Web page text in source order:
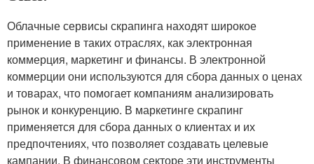
Облачные сервисы скрапинга находят широкое
применение в таких отраслях, как электронная
коммерция, маркетинг и финансы. В электронной
коммерции они используются для сбора данных о ценах
и товарах, что помогает компаниям анализировать
рынок и конкуренцию. В маркетинге скрапинг
применяется для сбора данных о клиентах и их
предпочтениях, что позволяет создавать целевые
кампании. В финансовом секторе эти инструменты